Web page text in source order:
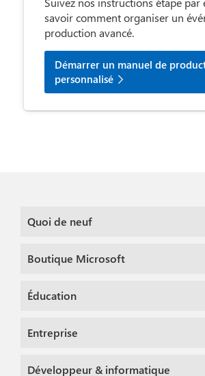
savoir comment organiser un
production avancé.
Démarrer un manuel de
personnalisé
Quoi de neuf
Boutique Microsoft
Éducation
Entreprise
Développeur & informatique